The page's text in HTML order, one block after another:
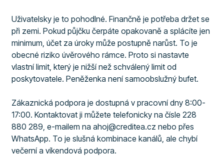
Uživatelsky je to pohodlné. Finančně je potřeba držet se
při zemi. Pokud půjčku čerpáte opakovaně a splácíte jen
minimum, účet za úroky může postupně narůst. To je
obecné riziko úvěrového rámce. Proto si nastavte
vlastní limit, který je nižší než schválený limit od
poskytovatele. Peněženka není samoobslužný bufet.
Zákaznická podpora je dostupná v pracovní dny 8:00-
17:00. Kontaktovat ji můžete telefonicky na čísle 228
880 289, e-mailem na ahoj@creditea.cz nebo přes
WhatsApp. To je slušná kombinace kanálů, ale chybí
večerní a víkendová podpora.